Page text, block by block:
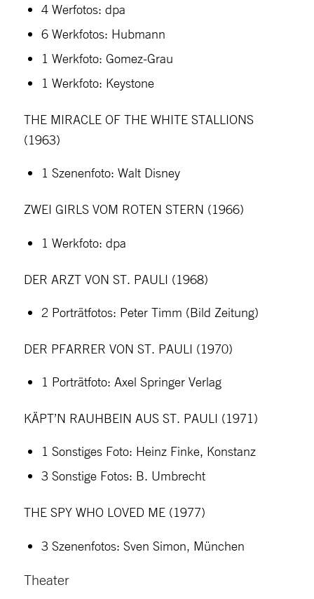
4 Werfotos: dpa
6 Werkfotos: Hubmann
1 Werkfoto: Gomez-Grau
1 Werkfoto: Keystone
THE MIRACLE OF THE WHITE STALLIONS
(1963)
1 Szenenfoto: Walt Disney
ZWEI GIRLS VOM ROTEN STERN (1966)
1 Werkfoto: dpa
DER ARZT VON ST. PAULI (1968)
2 Porträtfotos: Peter Timm (Bild Zeitung)
DER PFARRER VON ST. PAULI (1970)
1 Porträtfoto: Axel Springer Verlag
KÄPT’N RAUHBEIN AUS ST. PAULI (1971)
1 Sonstiges Foto: Heinz Finke, Konstanz
3 Sonstige Fotos: B. Umbrecht
THE SPY WHO LOVED ME (1977)
3 Szenenfotos: Sven Simon, München
Theater